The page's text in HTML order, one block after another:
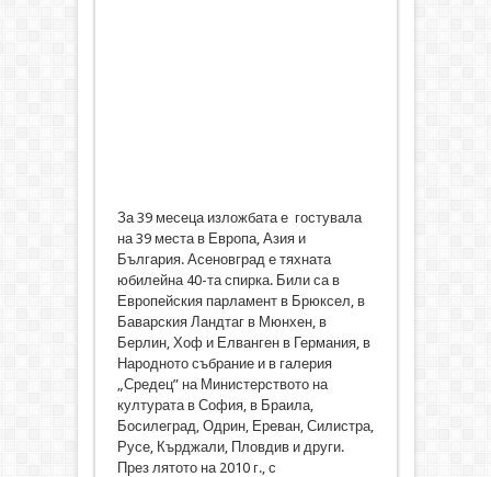
За 39 месеца изложбата е гостувала
на 39 места в Европа, Азия и
България. Асеновград е тяхната
юбилейна 40-та спирка. Били са в
Европейския парламент в Брюксел, в
Баварския Ландтаг в Мюнхен, в
Берлин, Хоф и Елванген в Германия, в
Народното събрание и в галерия
„Средец” на Министерството на
културата в София, в Браила,
Босилеград, Одрин, Ереван, Силистра,
Русе, Кърджали, Пловдив и други.
През лятото на 2010 г., с